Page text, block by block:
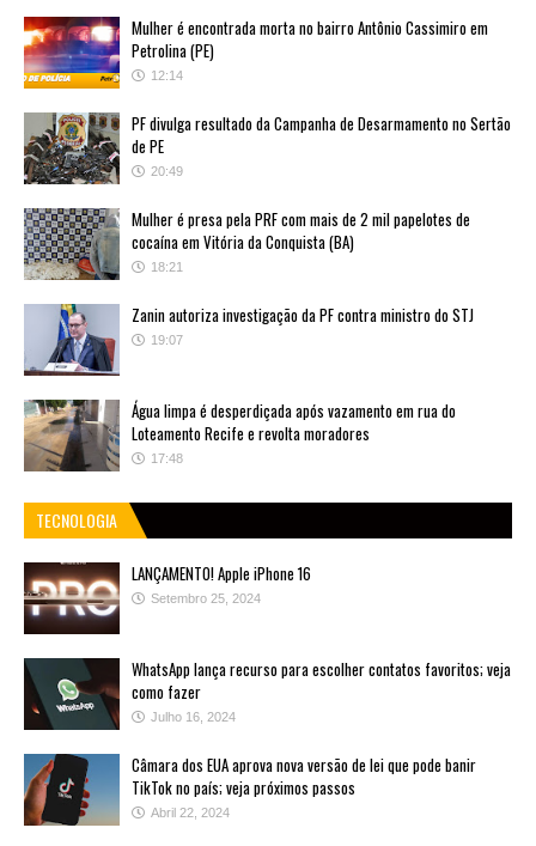
Mulher é encontrada morta no bairro Antônio Cassimiro em
Petrolina (PE)
12:14
PF divulga resultado da Campanha de Desarmamento no Sertão
de PE
20:49
Mulher é presa pela PRF com mais de 2 mil papelotes de
cocaína em Vitória da Conquista (BA)
18:21
Zanin autoriza investigação da PF contra ministro do STJ
19:07
Água limpa é desperdiçada após vazamento em rua do
Loteamento Recife e revolta moradores
17:48
TECNOLOGIA
LANÇAMENTO! Apple iPhone 16
Setembro 25, 2024
WhatsApp lança recurso para escolher contatos favoritos; veja
como fazer
Julho 16, 2024
Câmara dos EUA aprova nova versão de lei que pode banir
TikTok no país; veja próximos passos
Abril 22, 2024